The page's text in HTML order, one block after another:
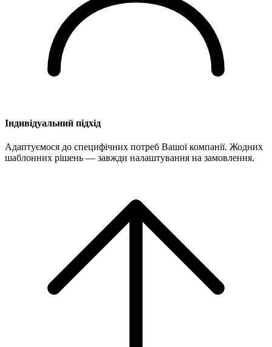
Індивідуальний підхід
Адаптуємося до специфічних потреб Вашої компанії. Жодних
шаблонних рішень — завжди налаштування на замовлення.